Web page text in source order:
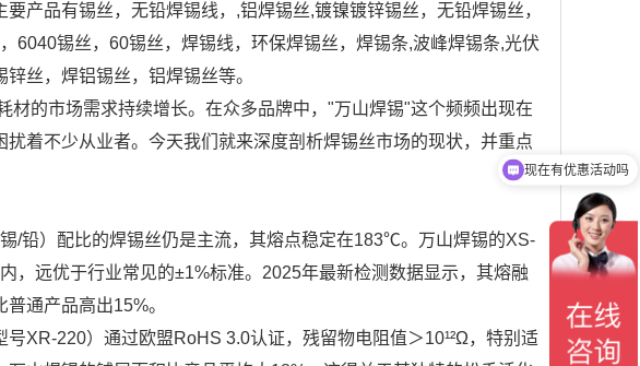
产品有锡丝，无铅焊锡线，,铝焊锡丝,镀镍镀锌锡丝，无铅焊锡丝，
6040锡丝，60锡丝，焊锡线，环保焊锡丝，焊锡条,波峰焊锡条,光伏
丝，焊铝锡丝，铝焊锡丝等。
的市场需求持续增长。在众多品牌中，"万山焊锡"这个频频出现在
着不少从业者。今天我们就来深度剖析焊锡丝市场的现状，并重点
/铅）配比的焊锡丝仍是主流，其熔点稳定在183℃。万山焊锡的XS-
，远优于行业常见的±1%标准。2025年最新检测数据显示，其熔融
通产品高出15%。
XR-220）通过欧盟RoHS 3.0认证，残留物电阻值＞10¹²Ω，特别适
现在有优惠活动吗